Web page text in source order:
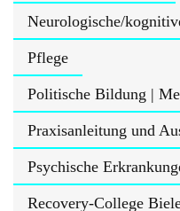
Neurologische/
Pflege
Politische Bildung |
Praxisanleitung und
Psychische
Recovery-College